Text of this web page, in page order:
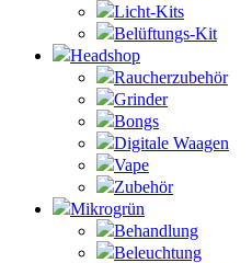
Licht-Kits
Belüftungs-Kit
Headshop
Raucherzubehör
Grinder
Bongs
Digitale Waagen
Vape
Zubehör
Mikrogrün
Behandlung
Beleuchtung